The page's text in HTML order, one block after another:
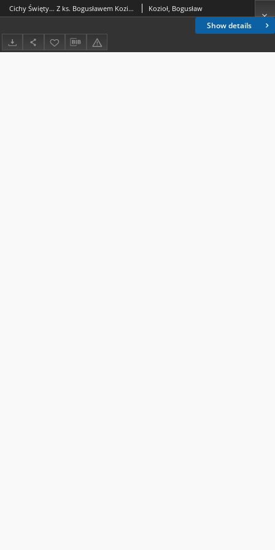
Show details
Cichy Święty… Z ks. Bogusławem Koziołem SChr, postulatorem procesu beatyfikacyjnego i kanonizacyjnego ojca Ignacego Posadzego, współzałożyciela Towarzystwa Chrystusowego i założyciela Zgromadzenia Sióstr Misjonarek Chrystusa Króla, rozmawia Elwira Humeniuk. Kozioł, Bogusław